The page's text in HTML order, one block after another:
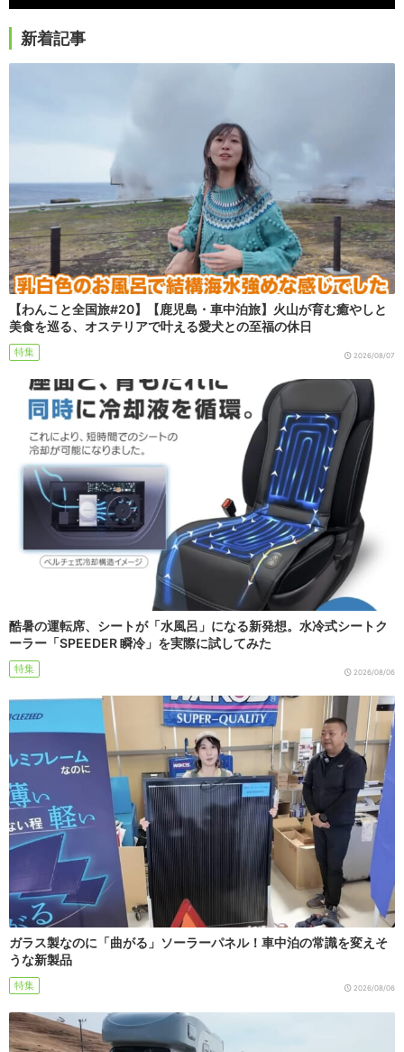
新着記事
【わんこと全国旅#20】【鹿児島・車中泊旅】火山が育む癒やしと
美食を巡る、オステリアで叶える愛犬との至福の休日
特集 2026/08/07
酷暑の運転席、シートが「水風呂」になる新発想。水冷式シートク
ーラー「SPEEDER 瞬冷」を実際に試してみた
特集 2026/08/06
ガラス製なのに「曲がる」ソーラーパネル！車中泊の常識を変えそ
うな新製品
特集 2026/08/06